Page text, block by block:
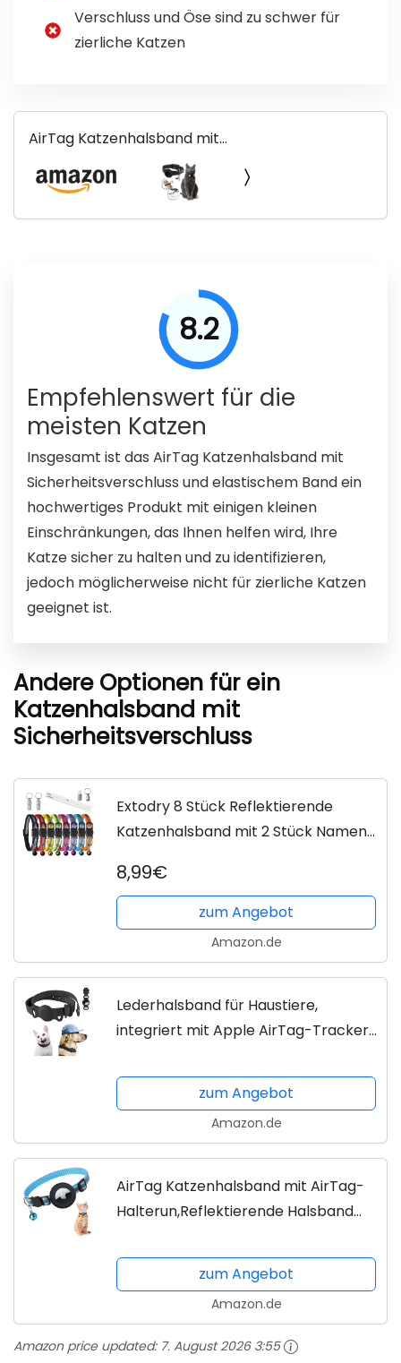
Verschluss und Öse sind zu schwer für
zierliche Katzen
AirTag Katzenhalsband mit
Sicherheitsverschluss Elastische Band. Apple
AirTag Halsband Katze Leder. Sicheres
Katzenhalsband mit Namen, Glocke. GPS...
8.2
Empfehlenswert für die
meisten Katzen
Insgesamt ist das AirTag Katzenhalsband mit
Sicherheitsverschluss und elastischem Band ein
hochwertiges Produkt mit einigen kleinen
Einschränkungen, das Ihnen helfen wird, Ihre
Katze sicher zu halten und zu identifizieren,
jedoch möglicherweise nicht für zierliche Katzen
geeignet ist.
Andere Optionen für ein
Katzenhalsband mit
Sicherheitsverschluss
Extodry 8 Stück Reflektierende
Katzenhalsband mit 2 Stück Namen
mit Sicherheitsverschluss,Verstellbar
Kitten...
8,99€
zum Angebot
Amazon.de
Lederhalsband für Haustiere,
integriert mit Apple AirTag-Tracker-
personalisiertes Zubehör, bequemer
Gurt mit...
zum Angebot
Amazon.de
AirTag Katzenhalsband mit AirTag-
Halterun,Reflektierende Halsband
und Schwarze Schnalle,Verstellbar
18-27cm Katzenhalsband für...
zum Angebot
Amazon.de
Amazon price updated: 7. August 2026 3:55